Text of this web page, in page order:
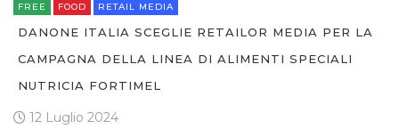
FREE FOOD RETAIL MEDIA
DANONE ITALIA SCEGLIE RETAILOR MEDIA PER LA
CAMPAGNA DELLA LINEA DI ALIMENTI SPECIALI
NUTRICIA FORTIMEL
12 Luglio 2024